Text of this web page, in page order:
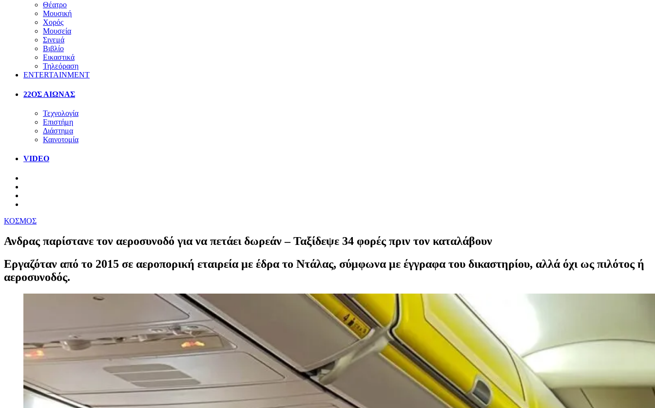
Θέατρο
Μουσική
Χορός
Μουσεία
Σινεμά
Βιβλίο
Εικαστικά
Τηλεόραση
ENTERTAINMENT
22ΟΣ ΑΙΩΝΑΣ
Τεχνολογία
Επιστήμη
Διάστημα
Καινοτομία
VIDEO
ΚΟΣΜΟΣ
Ανδρας παρίστανε τον αεροσυνοδό για να πετάει δωρεάν – Ταξίδεψε 34 φορές πριν τον καταλάβουν
Εργαζόταν από το 2015 σε αεροπορική εταιρεία με έδρα το Ντάλας, σύμφωνα με έγγραφα του δικαστηρίου, αλλά όχι ως πιλότος ή
αεροσυνοδός.